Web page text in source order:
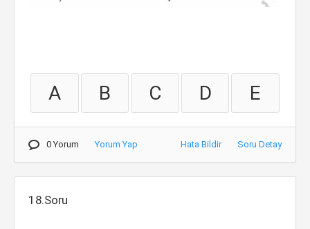
A B C D E
0 Yorum Yorum Yap Hata Bildir Soru Detay
18.Soru